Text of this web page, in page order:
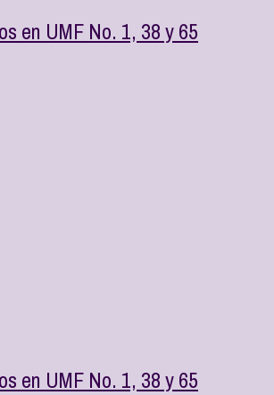
en UMF No. 1, 38 y 65
en UMF No. 1, 38 y 65